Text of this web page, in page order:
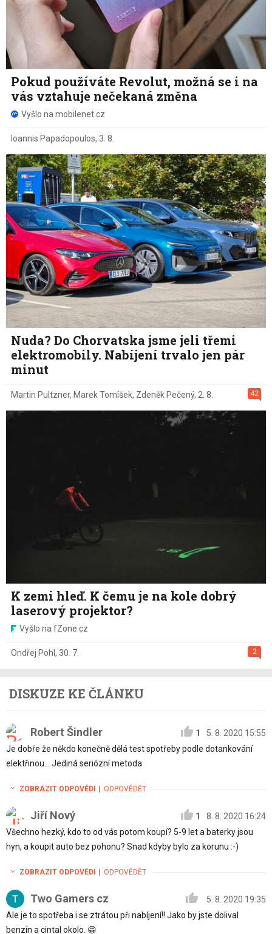
Pokud používáte Revolut, možná se i na
vás vztahuje nečekaná změna
Vyšlo na mobilenet.cz
Ioannis Papadopoulos, 3. 8.
Nuda? Do Chorvatska jsme jeli třemi
elektromobily. Nabíjení trvalo jen pár
minut
42
Martin Pultzner, Marek Tomíšek, Zdeněk Pečený, 2. 8.
K zemi hleď. K čemu je na kole dobrý
laserový projektor?
Vyšlo na fZone.cz
2
Ondřej Pohl , 30. 7.
DISKUZE KE ČLÁNKU
Robert Šindler 1
5. 8. 2020 15:55
Je dobře že někdo konečně dělá test spotřeby podle dotankování
elektřinou... Jediná seriózní metoda
ZOBRAZIT ODPOVĚDI ODPOVĚDĚT
Jiří Nový 1
8. 8. 2020 16:24
Všechno hezký, kdo to od vás potom koupí? 5-9 let a baterky jsou
hyn, a koupit auto bez pohonu? Snad kdyby bylo za korunu :-)
ZOBRAZIT ODPOVĚDI ODPOVĚDĚT
Two Gamers cz
5. 8. 2020 19:35
Ale je to spotřeba i se ztrátou při nabíjení!! Jako by jste dolival
benzín a cintal okolo. 😁